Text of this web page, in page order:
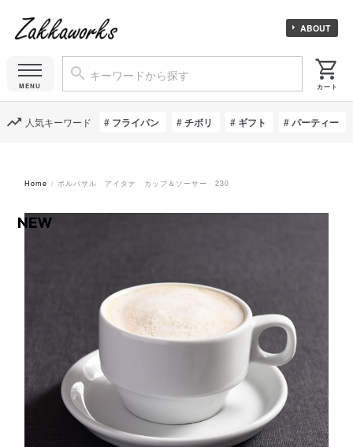
ABOUT
人気キーワード フライパン チボリ ギフト パーティー
Home ポルバサル アイタナ カップ＆ソーサー 230